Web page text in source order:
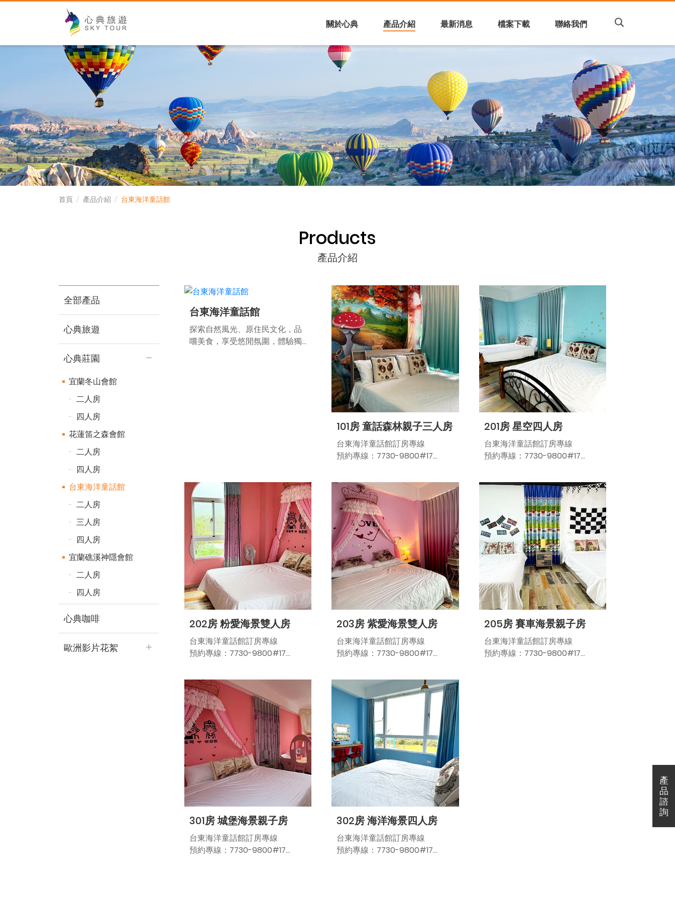
心典旅遊SKY TOUR | 感受內心的恩典，細細品味旅遊的樂趣
關於心典 產品介紹 最新消息 檔案下載 聯絡我們
首頁 產品介紹 台東海洋童話館
Products
產品介紹
全部產品
心典旅遊
心典莊園
宜蘭冬山會館
二人房
四人房
花蓮笛之森會館
二人房
四人房
台東海洋童話館
二人房
三人房
四人房
宜蘭礁溪神隱會館
二人房
四人房
心典咖啡
歐洲影片花絮
台東海洋童話館
探索自然風光、原住民文化，品
嚐美食，享受悠閒氛圍，體驗獨
預約專線營業時間：
周一至周五 AM9:30-PM6:00
民宿編號：台東縣民宿第1977號
101房 童話森林親子三人房
台東海洋童話館訂房專線
預約專線：7730-9800#17
生辦理入住
定 價：NT5000/晚
平 日：NT3500/晚
假 日：NT4500/晚
連續假期：NT5000/晚
農曆春節：NT5000/晚
平假日定義:
平 日：週日～週四
假 日：週五、週六
連續假期：三天以上連續假期前
夕（228假期、清明節、勞動假
期、端午節、中秋節、國慶日、
跨年）
農曆年節:定價5000
※6歲以下小孩免費入住（入住當
天需出示證件）。
※6歲~12歲不佔床加人頭費$800
元/人（含早餐和備品）。
201房 星空四人房
台東海洋童話館訂房專線
預約專線：7730-9800#17
生辦理入住
定 價：NT6000/晚
平 日：NT4200/晚
假 日：NT5400/晚
連續假期：NT6000/晚
農曆春節：NT6000/晚
平假日定義:
平 日：週日～週四
假 日：週五、週六
連續假期：三天以上連續假期前
夕（228假期、清明節、勞動假
期、端午節、中秋節、國慶日、
跨年）
農曆年節:定價6000
202房 粉愛海景雙人房
台東海洋童話館訂房專線
預約專線：7730-9800#17
生辦理入住
定 價：NT4000/晚
平 日：NT2800/晚
假 日：NT3600/晚
連續假期：NT4000/晚
農曆春節：NT4000/晚
平假日定義:
平 日：週日～週四
假 日：週五、週六
連續假期：三天以上連續假期前
夕（228假期、清明節、勞動假
期、端午節、中秋節、國慶日、
跨年）
農曆年節:定價4000
203房 紫愛海景雙人房
台東海洋童話館訂房專線
預約專線：7730-9800#17
生辦理入住
定 價：NT4000/晚
平 日：NT2800/晚
假 日：NT3600/晚
連續假期：NT4000/晚
農曆春節：NT4000/晚
平假日定義:
平 日：週日～週四
假 日：週五、週六
連續假期：三天以上連續假期前
夕（228假期、清明節、勞動假
期、端午節、中秋節、國慶日、
跨年）
農曆年節:定價4000
205房 賽車海景親子房
台東海洋童話館訂房專線
預約專線：7730-9800#17
301房 城堡海景親子房
台東海洋童話館訂房專線
預約專線：7730-9800#17
302房 海洋海景四人房
台東海洋童話館訂房專線
預約專線：7730-9800#17
產
產
品
諮
詢